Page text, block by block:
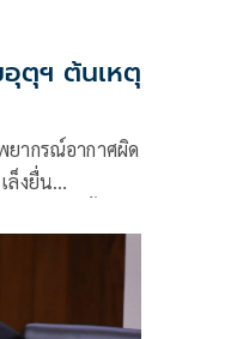
ตุฯ ต้นเหตุ
ากรณ์อากาศผิด
ล็งยื่น